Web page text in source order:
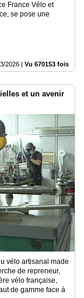
France Vélo et
se pose une
2026 | Vu 670153 fois
et un avenir
vélo artisanal made
de repreneur,
vélo française,
de gamme face à